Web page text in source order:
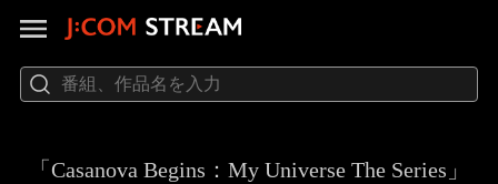
「Casanova Begins：My Universe The Series」